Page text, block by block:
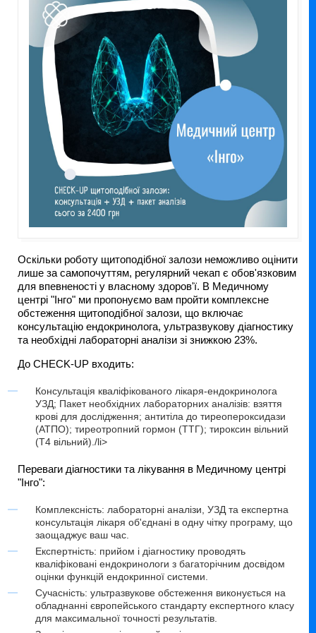
Оскільки роботу щитоподібної залози неможливо оцінити
лише за самопочуттям, регулярний чекап є обов'язковим
для впевненості у власному здоров'ї. В Медичному
центрі "Інго" ми пропонуємо вам пройти комплексне
обстеження щитоподібної залози, що включає
консультацію ендокринолога, ультразвукову діагностику
та необхідні лабораторні аналізи зі знижкою 23%.
До CHECK-UP входить:
Консультація кваліфікованого лікаря-ендокринолога
УЗД; Пакет необхідних лабораторних аналізів: взяття
крові для дослідження; антитіла до тиреопероксидази
(АТПО); тиреотропний гормон (TТГ); тироксин вільний
(T4 вільний)./li>
Переваги діагностики та лікування в Медичному центрі
"Інго":
Комплексність: лабораторні аналізи, УЗД та експертна
консультація лікаря об'єднані в одну чітку програму, що
заощаджує ваш час.
Експертність: прийом і діагностику проводять
кваліфіковані ендокринологи з багаторічним досвідом
оцінки функцій ендокринної системи.
Сучасність: ультразвукове обстеження виконується на
обладнанні європейського стандарту експертного класу
для максимальної точності результатів.